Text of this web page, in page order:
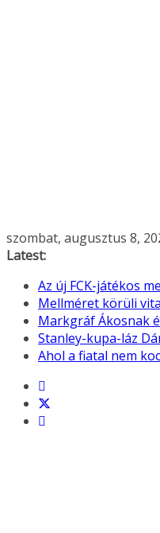
Skip
to
szombat, augusztus 8,
Latest:
Az új FCK-játékos
Mellméret körüli
Markgráf Ákosnak
Stanley-kupa-láz
Ahol a fiatal nem